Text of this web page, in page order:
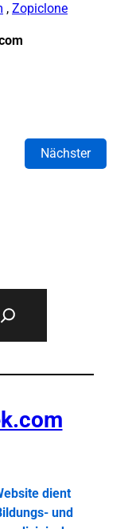
, Zopiclone
Nächster
dient
und